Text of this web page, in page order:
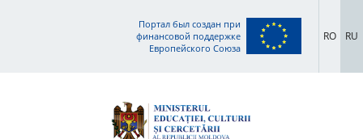
Портал был создан при
финансовой поддержке
Европейского Союза
RO RU